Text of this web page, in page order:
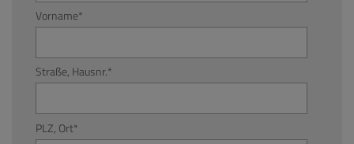
Vorname*
Straße, Hausnr.*
PLZ, Ort*